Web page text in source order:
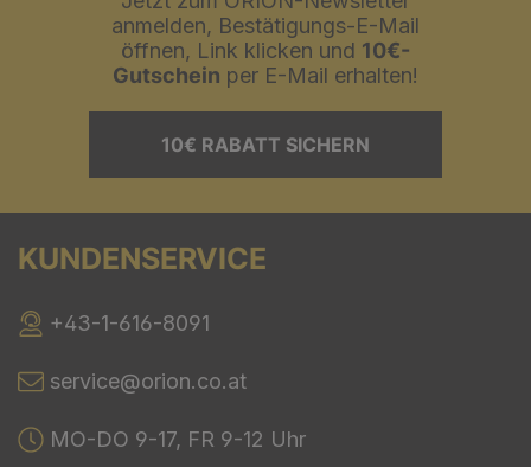
anmelden, Bestätigungs-E-Mail
öffnen, Link klicken und 10€-
Gutschein per E-Mail erhalten!
10€ RABATT SICHERN
KUNDENSERVICE
+43-1-616-8091
service@orion.co.at
MO-DO 9-17, FR 9-12 Uhr